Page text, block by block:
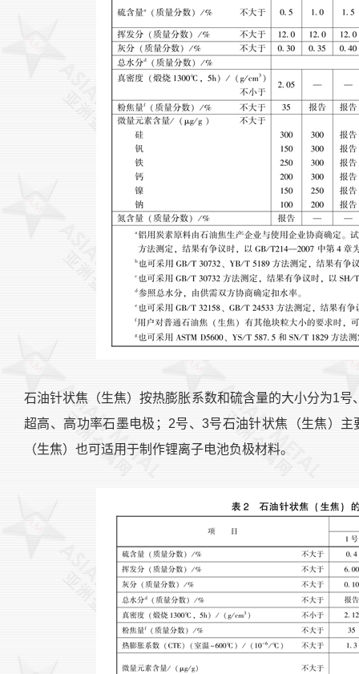
石油针状焦（生焦）按热膨胀系数和硫含量的大小分为1
超高、高功率石墨电极；2号、3号石油针状焦（生焦）
（生焦）也可适用于制作锂离子电池负极材料。